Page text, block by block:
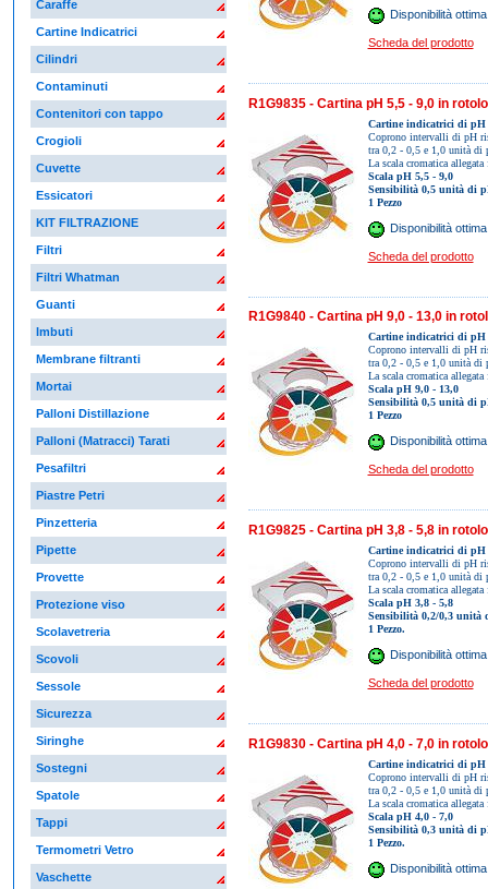
Caraffe
Cartine Indicatrici
Cilindri
Contaminuti
Contenitori con tappo
Crogioli
Cuvette
Essicatori
KIT FILTRAZIONE
Filtri
Filtri Whatman
Guanti
Imbuti
Membrane filtranti
Mortai
Palloni Distillazione
Palloni (Matracci) Tarati
Pesafiltri
Piastre Petri
Pinzetteria
Pipette
Provette
Protezione viso
Scolavetreria
Scovoli
Sessole
Sicurezza
Siringhe
Sostegni
Spatole
Tappi
Termometri Vetro
Vaschette
Disponibilità ottima
Scheda del prodotto
R1G9835 - Cartina pH 5,5 - 9,0 in
Cartine indicatrici di pH
Coprono intervalli di pH
tra 0,2 - 0,5 e 1,0 unità di
La scala cromatica
Scala pH 5,5 - 9,0
Sensibilità 0,5 unità di
1 Pezzo
Disponibilità ottima
Scheda del prodotto
R1G9840 - Cartina pH 9,0 - 13,0 in
Cartine indicatrici di pH
Coprono intervalli di pH
tra 0,2 - 0,5 e 1,0 unità di
La scala cromatica
Scala pH 9,0 - 13,0
Sensibilità 0,5 unità di
1 Pezzo
Disponibilità ottima
Scheda del prodotto
R1G9825 - Cartina pH 3,8 - 5,8 in
Cartine indicatrici di pH
Coprono intervalli di pH
tra 0,2 - 0,5 e 1,0 unità di
La scala cromatica
Scala pH 3,8 - 5,8
Sensibilità 0,2/0,3 unità
1 Pezzo.
Disponibilità ottima
Scheda del prodotto
R1G9830 - Cartina pH 4,0 - 7,0 in
Cartine indicatrici di pH
Coprono intervalli di pH
tra 0,2 - 0,5 e 1,0 unità di
La scala cromatica
Scala pH 4,0 - 7,0
Sensibilità 0,3 unità di
1 Pezzo.
Disponibilità ottima